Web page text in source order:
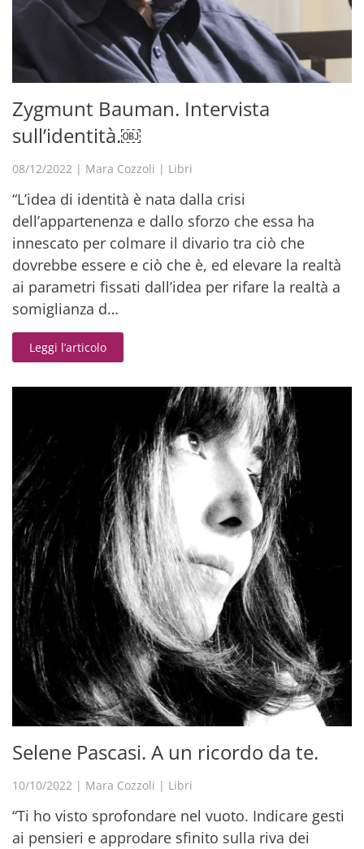
Zygmunt Bauman. Intervista
sull’identità.￼
08/12/2022 | Mara Cozzoli | Libri
“L’idea di identità è nata dalla crisi
dell’appartenenza e dallo sforzo che essa ha
innescato per colmare il divario tra ciò che
dovrebbe essere e ciò che è, ed elevare la realtà
ai parametri fissati dall’idea per rifare la realtà a
somiglianza d…
Leggi l’articolo
Selene Pascasi. A un ricordo da te.
10/10/2022 | Mara Cozzoli | Libri
“Ti ho visto sprofondare nel vuoto. Indicare gesti
ai pensieri e approdare sfinito sulla riva dei